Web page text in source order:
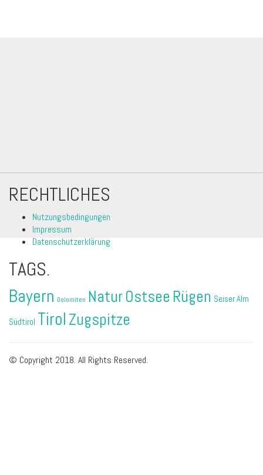
RECHTLICHES
Nutzungsbedingungen
Impressum
Datenschutzerklärung
TAGS.
Bayern Dolomiten NaturOstsee Rügen Seiser Alm
Südtirol Tirol Zugspitze
© Copyright 2018. All Rights Reserved.